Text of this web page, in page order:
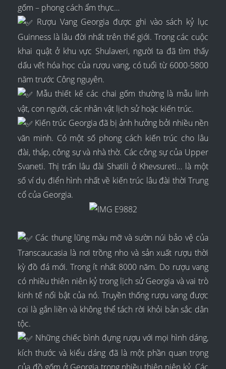
gốm – phong cách ẩm thực…
Rượu Vang Georgia được ghi vào sách kỷ lục
Guinness là lâu đời nhất trên thế giới. Trong các cuộc
khai quật ở khu vực Shulaveri, người ta đã tìm thấy
dấu vết hóa học của rượu vang, có tuổi từ 6000-5800
năm trước Công nguyên.
Mẫu thiết kế các chai gốm thường là mẫu linh
vật, con người, các nhân vật lịch sử hoặc kiến trúc.
Kiến trúc Georgia đã bị ảnh hưởng bởi nhiều nền
văn minh. Có một số phong cách kiến trúc cho lâu
đài, tháp, công sự và nhà thờ. Các công sự của Upper
Svaneti. Thị trấn lâu đài Shatili ở Khevsureti… là một
số ví dụ điển hình nhất về kiến trúc lâu đài thời Trung
cổ của Georgia.
Các thung lũng màu mỡ và sườn núi bảo vệ của
Transcaucasia là nơi trồng nho và sản xuất rượu thời
kỳ đồ đá mới. Trong ít nhất 8000 năm. Do rượu vang
có nhiều thiên niên kỷ trong lịch sử Georgia và vai trò
kinh tế nổi bật của nó. Truyền thống rượu vang được
coi là gắn liền và không thể tách rời khỏi bản sắc dân
tộc.
Những chiếc bình đựng rượu với mọi hình dáng,
kích thước và kiểu dáng đã là một phần quan trọng